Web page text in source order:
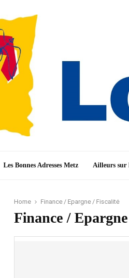
Les Bonnes Adresses Metz Ailleurs sur
Home Finance / Epargne / Fiscalité
Finance /